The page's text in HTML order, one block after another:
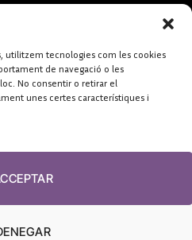
utilitzem tecnologies com les cookies
de navegació o les
No consentir o retirar el
unes certes característiques i